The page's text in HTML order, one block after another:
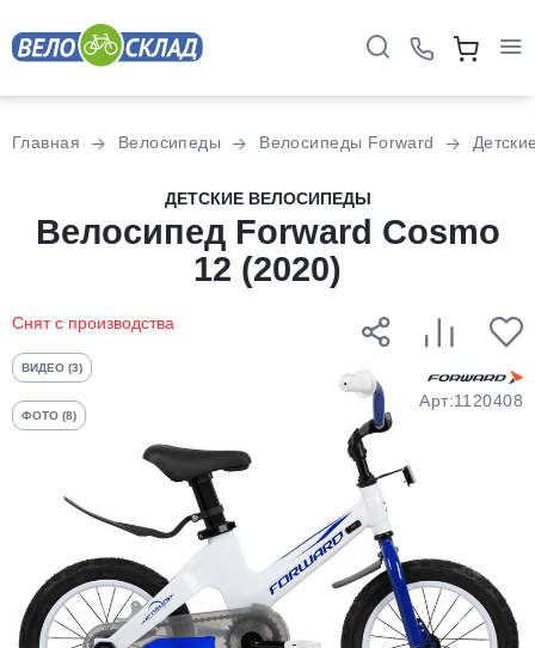
Главная Велосипеды Велосипеды Forward
ДЕТСКИЕ ВЕЛОСИПЕДЫ
Велосипед Forward Cosmo
12 (2020)
Снят с производства
ВИДЕО (3)
ФОТО (8)
Арт:1120408
Разбейте
оплатуна части
без переплат
График платежей
Добавляйте товары
в корзину